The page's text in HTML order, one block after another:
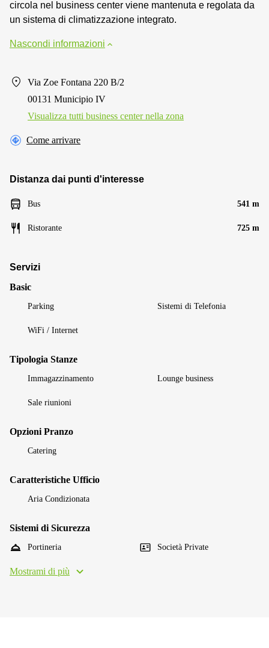
circola nel business center viene mantenuta e regolata da
un sistema di climatizzazione integrato.
Nascondi informazioni
Via Zoe Fontana 220 B/2
00131 Municipio IV
Visualizza tutti business center nella zona
Come arrivare
Distanza dai punti d'interesse
Bus 541 m
Ristorante 725 m
Servizi
Basic
Parking Sistemi di Telefonia
WiFi / Internet
Tipologia Stanze
Immagazzinamento Lounge business
Sale riunioni
Opzioni Pranzo
Catering
Caratteristiche Ufficio
Aria Condizionata
Sistemi di Sicurezza
Portineria Società Private
Mostrami di più